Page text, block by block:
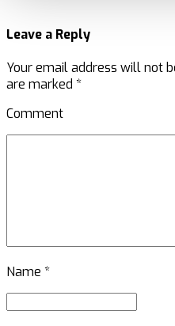
Leave a Reply
Your email address will not
are marked *
Comment
Name *